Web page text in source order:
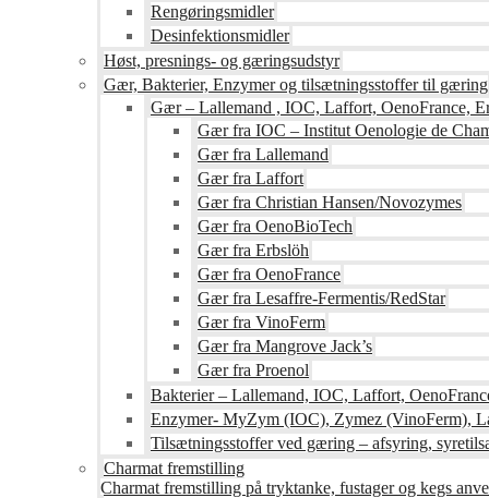
Rengøringsmidler
Desinfektionsmidler
Høst, presnings- og gæringsudstyr
Gær, Bakterier, Enzymer og tilsætningsstoffer til gæring
Gær – Lallemand , IOC, Laffort, OenoFrance,
Gær fra IOC – Institut Oenologie de
Gær fra Lallemand
Gær fra Laffort
Gær fra Christian Hansen/Novozymes
Gær fra OenoBioTech
Gær fra Erbslöh
Gær fra OenoFrance
Gær fra Lesaffre-Fermentis/RedStar
Gær fra VinoFerm
Gær fra Mangrove Jack’s
Gær fra Proenol
Bakterier – Lallemand, IOC, Laffort,
Enzymer- MyZym (IOC), Zymez (VinoFerm),
Tilsætningsstoffer ved gæring – afsyring,
Charmat fremstilling
Charmat fremstilling på tryktanke, fustager og kegs